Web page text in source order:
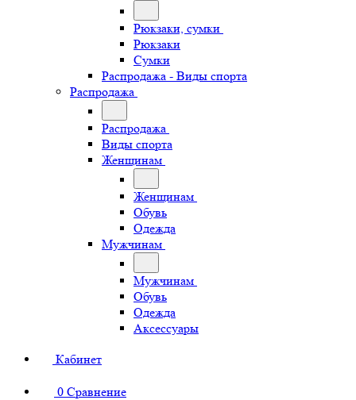
Рюкзаки, сумки
Рюкзаки
Сумки
Распродажа - Виды спорта
Распродажа
Распродажа
Виды спорта
Женщинам
Женщинам
Обувь
Одежда
Мужчинам
Мужчинам
Обувь
Одежда
Аксессуары
Кабинет
0 Сравнение